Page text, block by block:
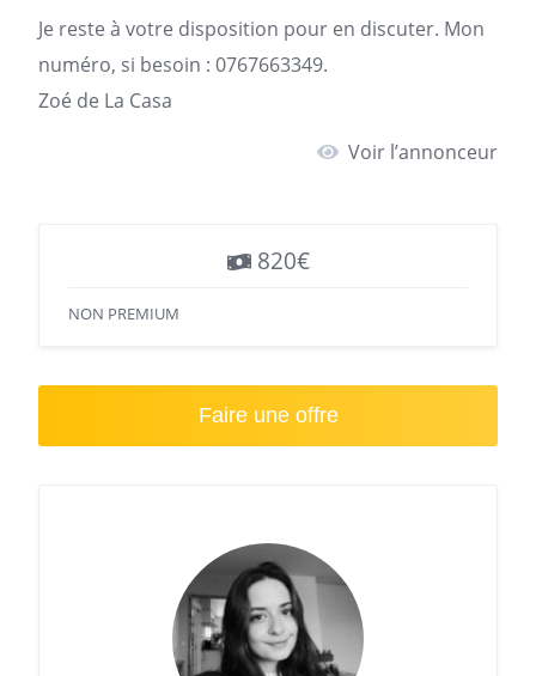
Je reste à votre disposition pour en discuter. Mon
numéro, si besoin : 0767663349.
Zoé de La Casa
Voir l’annonceur
820€
NON PREMIUM
Faire une offre